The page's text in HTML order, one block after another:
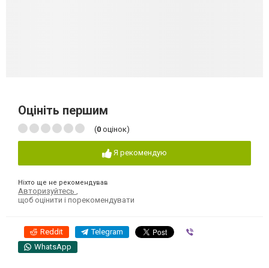
Оцініть першим
(0 оцінок)
Я рекомендую
Ніхто ще не рекомендував
Авторизуйтесь
щоб оцінити і порекомендувати
Reddit Telegram
WhatsApp